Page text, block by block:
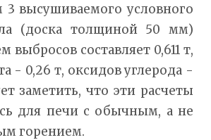
3 высушиваемого условного
(доска толщиной 50 мм)
выбросов составляет 0,611 т,
- 0,26 т, оксидов углерода -
заметить, что эти расчеты
для печи с обычным, а не
горением.